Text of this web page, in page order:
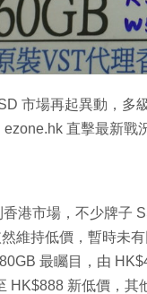
市場再起異動，多
直擊最新戰
香港市場，不少牌子
維持低價，暫時未
最矚目，由
HK$888 新低價，